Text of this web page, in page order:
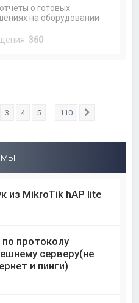
о готовых
на оборудовании
360
из 110
3 4 5 110
из MikroTik hAP lite
протоколу
серверу(не
и пинги)